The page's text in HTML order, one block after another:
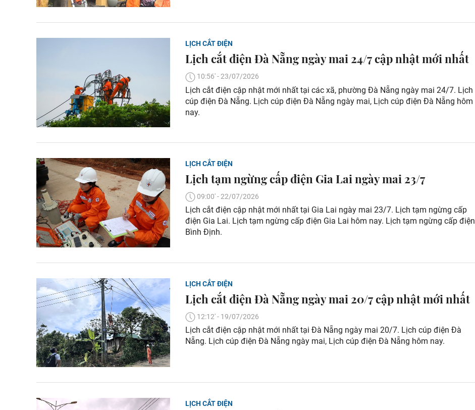
LỊCH CẮT ĐIỆN
Lịch cắt điện Đà Nẵng ngày mai 24/7 cập nhật mới nhất
10:56' - 23/07/2026
Lịch cắt điện cập nhật mới nhất tại các xã, phường Đà Nẵng ngày mai 24/7. Lịch
cúp điện Đà Nẵng. Lịch cúp điện Đà Nẵng ngày mai, Lịch cúp điện Đà Nẵng hôm
nay.
LỊCH CẮT ĐIỆN
Lịch tạm ngừng cấp điện Gia Lai ngày mai 23/7
09:00' - 22/07/2026
Lịch cắt điện cập nhật mới nhất tại Gia Lai ngày mai 23/7. Lịch tạm ngừng cấp
điện Gia Lai. Lịch tạm ngừng cấp điện Gia Lai hôm nay. Lịch tạm ngừng cấp điện
Bình Định.
LỊCH CẮT ĐIỆN
Lịch cắt điện Đà Nẵng ngày mai 20/7 cập nhật mới nhất
12:12' - 19/07/2026
Lịch cắt điện cập nhật mới nhất tại Đà Nẵng ngày mai 20/7. Lịch cúp điện Đà
Nẵng. Lịch cúp điện Đà Nẵng ngày mai, Lịch cúp điện Đà Nẵng hôm nay.
LỊCH CẮT ĐIỆN